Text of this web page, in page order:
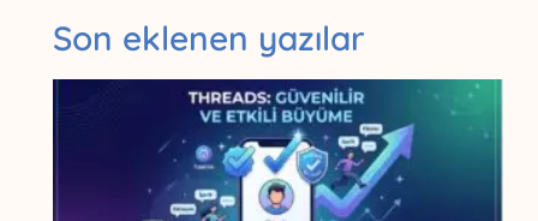
Son eklenen yazılar